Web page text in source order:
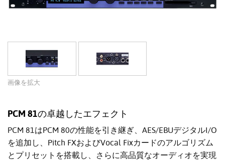
画像を拡大
PCM 81の卓越したエフェクト
PCM 81はPCM 80の性能を引き継ぎ、AES/EBUデジタルI/O
を追加し、Pitch FXおよびVocal Fixカードのアルゴリズム
とプリセットを搭載し、さらに高品質なオーディオを実現